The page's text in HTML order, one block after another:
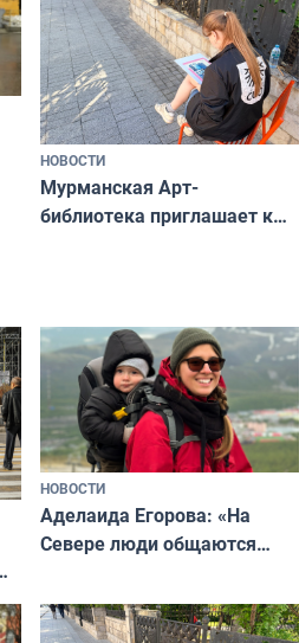
НОВОСТИ
Мурманская Арт-
библиотека приглашает к
НОВОСТИ
Аделаида Егорова: «На
Севере люди общаются
а потому что
ты им интересен»